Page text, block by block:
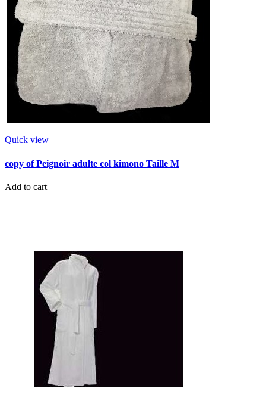
Quick view
copy of Peignoir adulte col kimono Taille M
Add to cart